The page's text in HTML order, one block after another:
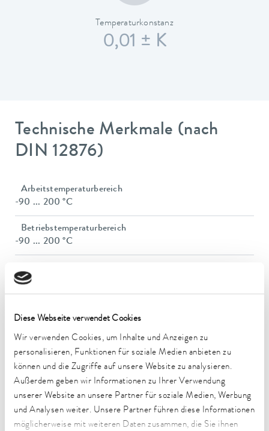
Diese Webseite verwendet Cookies
Wir verwenden Cookies, um Inhalte und Anzeigen zu
personalisieren, Funktionen für soziale Medien anbieten zu
können und die Zugriffe auf unsere Website zu analysieren.
Außerdem geben wir Informationen zu Ihrer Verwendung
unserer Website an unsere Partner für soziale Medien, Werbung
und Analysen weiter. Unsere Partner führen diese Informationen
möglicherweise mit weiteren Daten zusammen, die Sie ihnen
Temperaturkonstanz
0,01 ± K
Technische Merkmale (nach
DIN 12876)
Arbeitstemperaturbereich
-90 ... 200 °C
Betriebstemperaturbereich
-90 ... 200 °C
5 ... 40 °C
0,01 ± K
Heating_range
Leistungsaufnahme max.
3,8 kW
Leistungsaufnahme